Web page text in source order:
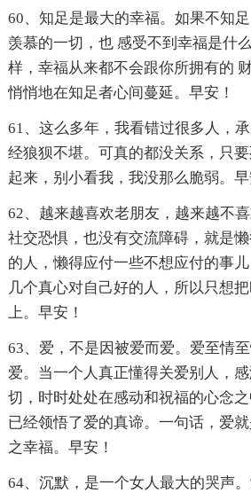
60、知足是最大的幸福。如果不知
羡慕的一切，也 感受不到幸福是什
样，幸福从来都不会跟你所拥有的
悄悄地在知足者心间蔓延。早安！
61、这么多年，我看错过很多人，
经狼狈不堪。可真的都没关系，只
起来，别小看我，我没那么脆弱。早
62、越来越喜欢老朋友，越来越不
社交恐惧，也没有交流障碍，就是
的人，懒得应付一些不想应付的事
几个真心对自己好的人，所以只想
上。早安！
63、爱，不是因被爱而爱。爱至情
爱。当一个人真正懂得关爱别人，
切，时时处处在感动和祝福的心念
已经领悟了爱的真谛。一句话，爱
之幸福。早安！
64、沉默，是一个女人最大的哭声